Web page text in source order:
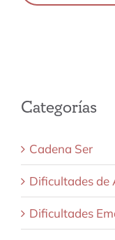
Categorías
Cadena Ser
Dificultades de
Dificultades